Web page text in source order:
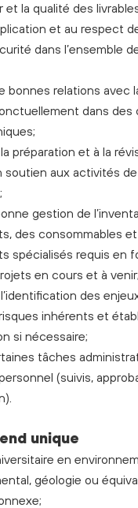
et la qualité des
et au respect
dans l’ensemble
bonnes relations avec
dans des
préparation et à la
soutien aux activités
gestion de
des consommables
spécialisés requis en
en cours et à venir;
des
inhérents et
si nécessaire;
tâches
(suivis,
unique
en
géologie ou